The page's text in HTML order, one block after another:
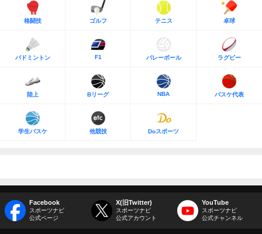
格闘技 ゴルフ テニス 卓球
バドミントン F1 バレーボール ラグビー
陸上 Bリーグ NBA バスケ代表
学生バスケ 他競技 Doスポーツ
Facebook
スポーツナビ
公式ページ
X(旧Twitter)
スポーツナビ
公式アカウント
YouTube
スポーツナビ
公式チャンネル